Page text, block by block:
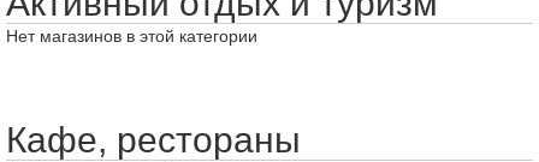
Нет магазинов в этой категории
Кафе, рестораны